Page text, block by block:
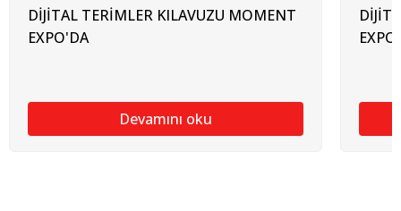
DİJİTAL TERİMLER KILAVUZU MOMENT
EXPO'DA
Devamını oku